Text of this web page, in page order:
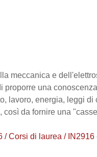
meccanica e
una
lavoro, energia, leggi di
da fornire una
Corsi di laurea /